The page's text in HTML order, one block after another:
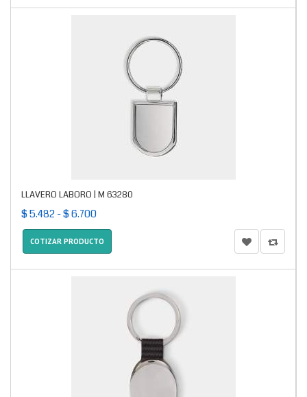
LLAVERO LABORO | M 63280
$ 5.482 - $ 6.700
COTIZAR PRODUCTO